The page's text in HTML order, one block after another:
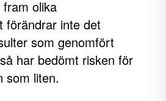
olika
förändrar inte det
som genomfört
har bedömt risken för
som liten.